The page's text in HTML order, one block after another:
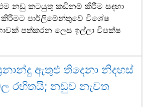
නඩු කටයුතු කඩිනම් කිරීම සඳහා
පාර්ලිමේන්තුවේ විශේෂ
පත්කරන ලෙස ඉල්ලා විපක්ෂ
ඇතුළු තිදෙනා නිදහස්
රහිතයි; නඩුව නැවත